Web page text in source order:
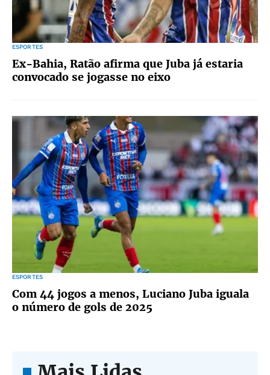
ESPORTES
Ex-Bahia, Ratão afirma que Juba já estaria
convocado se jogasse no eixo
ESPORTES
Com 44 jogos a menos, Luciano Juba iguala
o número de gols de 2025